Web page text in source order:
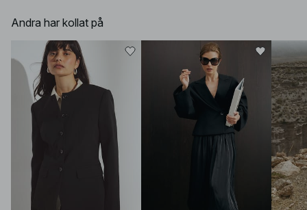
Andra har kollat på